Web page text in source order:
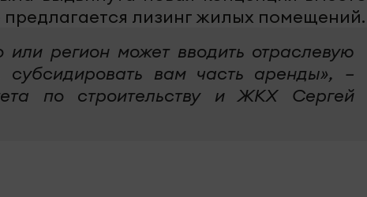
предлагается лизинг жилых помещений.
или регион может вводить отраслевую
вам часть аренды», –
по строительству и ЖКХ Сергей